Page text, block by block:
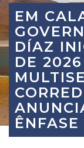
EM
DÍAZ
DE